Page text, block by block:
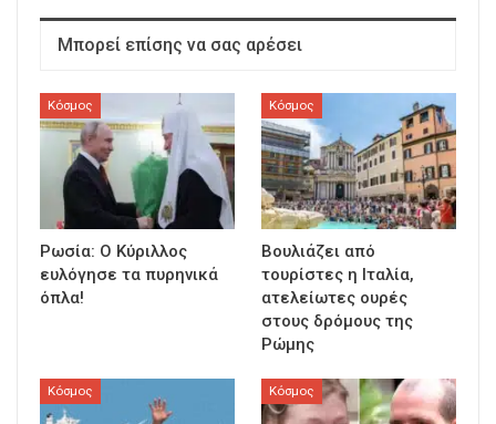
Μπορεί επίσης να σας αρέσει
Κόσμος
Ρωσία: Ο Κύριλλος
ευλόγησε τα πυρηνικά
όπλα!
Κόσμος
Βουλιάζει από
τουρίστες η Ιταλία,
ατελείωτες ουρές
στους δρόμους της
Ρώμης
Κόσμος Κόσμος